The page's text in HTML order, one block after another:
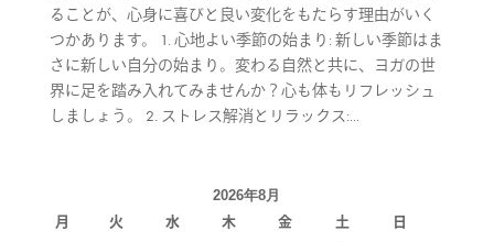
ることが、心身に喜びと良い変化をもたらす理由がいく
つかあります。 1. 心地よい季節の始まり: 新しい季節はま
さに新しい自分の始まり。変わる自然と共に、ヨガの世
界に足を踏み入れてみませんか？心も体もリフレッシュ
しましょう。 2. ストレス解消とリラックス:...
2026年8月
月 火 水 木 金 土
日